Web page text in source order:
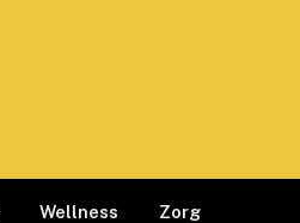
Wellness Zorg